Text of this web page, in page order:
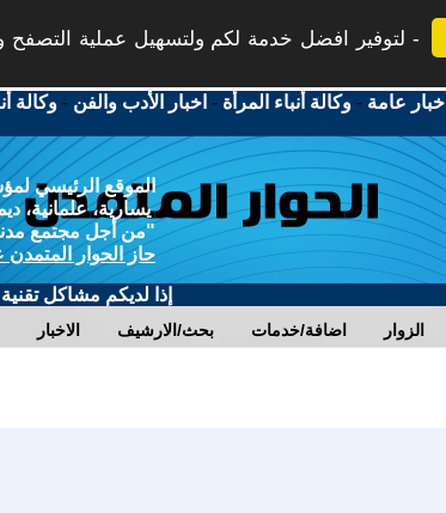
لتوفير افضل خدمة لكم ولتسهيل عملية التصفح
أخبار عامة -وكالة أنباء المرأة - اخبار الأدب والفن -وكالة
الموقع الرئيسي
يسارية، علمانية،
"من أجل مجتمع
حاز الحوار المتمدن
إذا لديكم مشاكل
الاخبار بحث/الارشيف اضافة/خدمات الزوار